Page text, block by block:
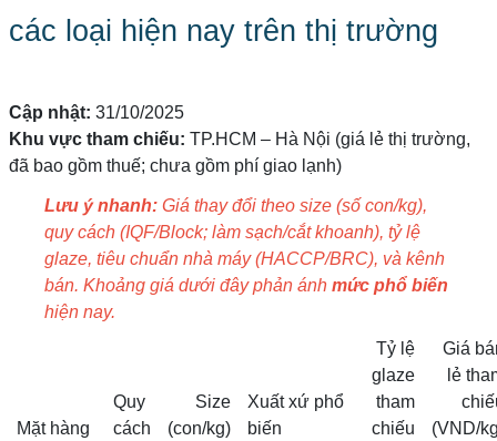
các loại hiện nay trên thị trường
Cập nhật: 31/10/2025
Khu vực tham chiếu: TP.HCM – Hà Nội (giá lẻ thị trường,
đã bao gồm thuế; chưa gồm phí giao lạnh)
Lưu ý nhanh:Giá thay đổi theo size (số con/kg),
quy cách (IQF/Block; làm sạch/cắt khoanh), tỷ lệ
glaze, tiêu chuẩn nhà máy (HACCP/BRC), và kênh
bán. Khoảng giá dưới đây phản ánh mức phổ biến
hiện nay.
Mặt hàng
Quy
cách
Size
(con/kg)
Xuất xứ phổ
biến
Tỷ lệ
glaze
tham
chiếu
Giá
lẻ
(VND/